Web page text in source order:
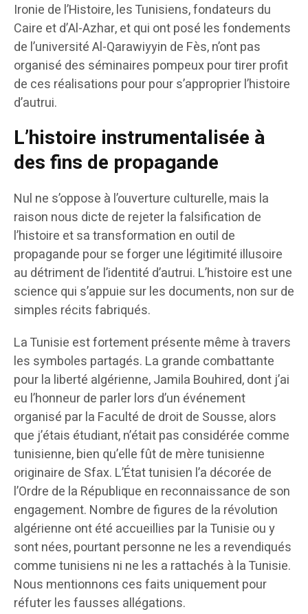
Ironie de l’Histoire, les Tunisiens, fondateurs du
Caire et d’Al-Azhar, et qui ont posé les fondements
de l’université Al-Qarawiyyin de Fès, n’ont pas
organisé des séminaires pompeux pour tirer profit
de ces réalisations pour pour s’approprier l’histoire
d’autrui.
L’histoire instrumentalisée à
des fins de propagande
Nul ne s’oppose à l’ouverture culturelle, mais la
raison nous dicte de rejeter la falsification de
l’histoire et sa transformation en outil de
propagande pour se forger une légitimité illusoire
au détriment de l’identité d’autrui. L’histoire est une
science qui s’appuie sur les documents, non sur de
simples récits fabriqués.
La Tunisie est fortement présente même à travers
les symboles partagés. La grande combattante
pour la liberté algérienne, Jamila Bouhired, dont j’ai
eu l’honneur de parler lors d’un événement
organisé par la Faculté de droit de Sousse, alors
que j’étais étudiant, n’était pas considérée comme
tunisienne, bien qu’elle fût de mère tunisienne
originaire de Sfax. L’État tunisien l’a décorée de
l’Ordre de la République en reconnaissance de son
engagement. Nombre de figures de la révolution
algérienne ont été accueillies par la Tunisie ou y
sont nées, pourtant personne ne les a revendiqués
comme tunisiens ni ne les a rattachés à la Tunisie.
Nous mentionnons ces faits uniquement pour
réfuter les fausses allégations.